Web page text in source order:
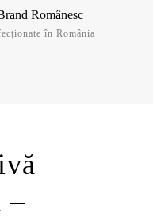
Românesc
în România
–